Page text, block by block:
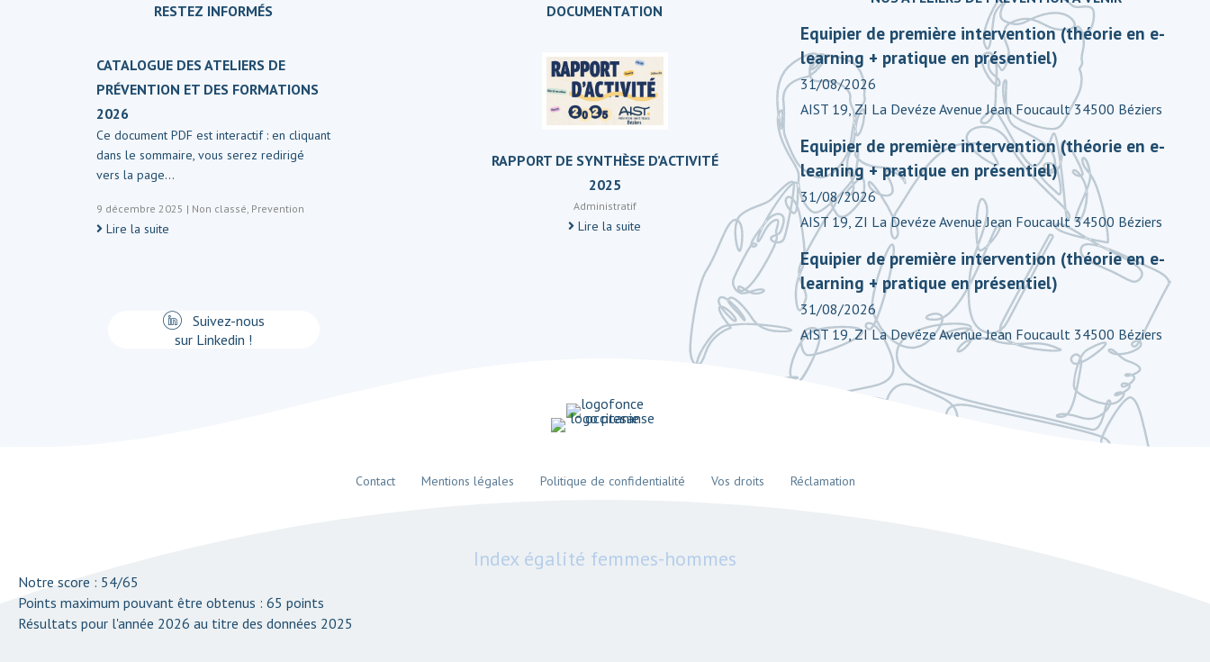
RESTEZ INFORMÉS
CATALOGUE DES ATELIERS DE
PRÉVENTION ET DES FORMATIONS
2026
Ce document PDF est interactif : en cliquant
dans le sommaire, vous serez redirigé
vers la page…
9 décembre 2025 | Non classé, Prevention
Lire la suite
Suivez-nous
sur Linkedin !
DOCUMENTATION
RAPPORT DE SYNTHÈSE D’ACTIVITÉ
2025
Administratif
Lire la suite
Equipier de première intervention (théorie en e-
learning + pratique en présentiel)
31/08/2026
AIST 19, ZI La Devéze Avenue Jean Foucault 34500 Béziers
Equipier de première intervention (théorie en e-
learning + pratique en présentiel)
31/08/2026
AIST 19, ZI La Devéze Avenue Jean Foucault 34500 Béziers
Equipier de première intervention (théorie en e-
learning + pratique en présentiel)
31/08/2026
AIST 19, ZI La Devéze Avenue Jean Foucault 34500 Béziers
Contact Mentions légales Politique de confidentialité Vos droits Réclamation
Index égalité femmes-hommes
Notre score : 54/65
Points maximum pouvant être obtenus : 65 points
Résultats pour l'année 2026 au titre des données 2025